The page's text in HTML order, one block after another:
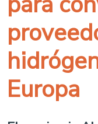
Europa